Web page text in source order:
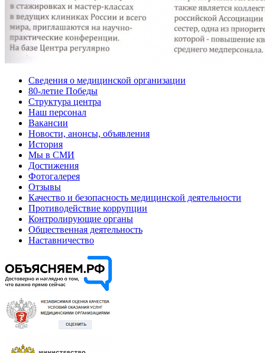
Сведения о медицинской организации
80-летие Победы
Структура центра
Наш персонал
Вакансии
Новости, анонсы, объявления
История
Мы в СМИ
Достижения
Фотогалерея
Отзывы
Качество и безопасность медицинской деятельности
Противодействие коррупции
Контролирующие органы
Общественная деятельность
Наставничество